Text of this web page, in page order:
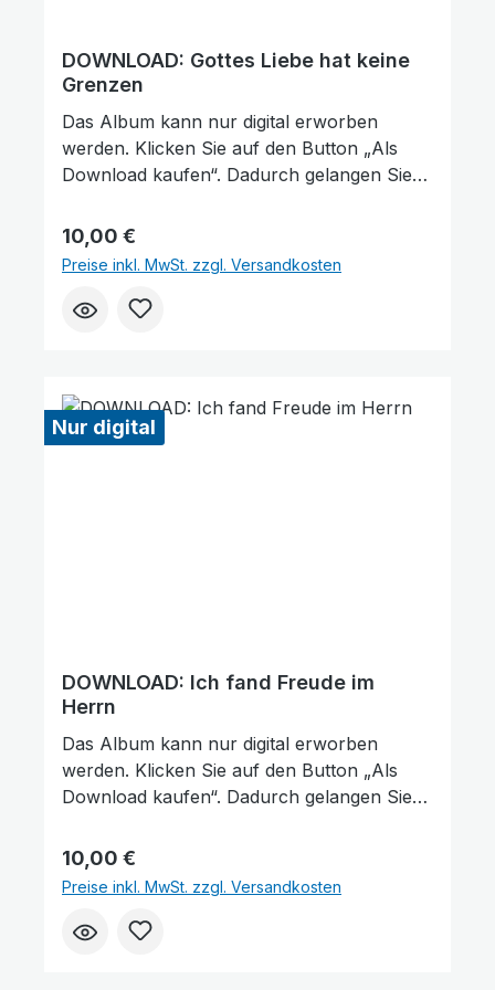
DOWNLOAD: Gottes Liebe hat keine
Grenzen
Das Album kann nur digital erworben
werden. Klicken Sie auf den Button „Als
Download kaufen“. Dadurch gelangen Sie
Friedensstimme. Dort finden Sie das Album
und können auch einzelne Tracks (Lieder)
nach Belieben kaufen. Wie gefällt Ihnen
unser Produkt? ★★★★★ Geben Sie
Regulärer Preis:
10,00 €
Preise inkl. MwSt. zzgl. Versandkosten
Nur digital
DOWNLOAD: Ich fand Freude im
Herrn
Das Album kann nur digital erworben
werden. Klicken Sie auf den Button „Als
Download kaufen“. Dadurch gelangen Sie
Friedensstimme. Dort finden Sie das Album
und können auch einzelne Tracks (Lieder)
nach Belieben kaufen. Wie gefällt Ihnen
unser Produkt? ★★★★★ Geben Sie
Regulärer Preis:
10,00 €
Preise inkl. MwSt. zzgl. Versandkosten